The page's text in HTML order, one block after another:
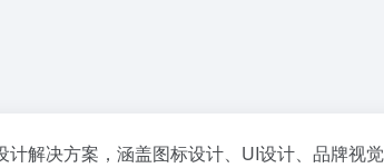
解决方案，涵盖图标设计、UI设计、品牌视